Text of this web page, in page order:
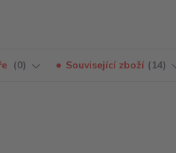
0 Související zboží 14